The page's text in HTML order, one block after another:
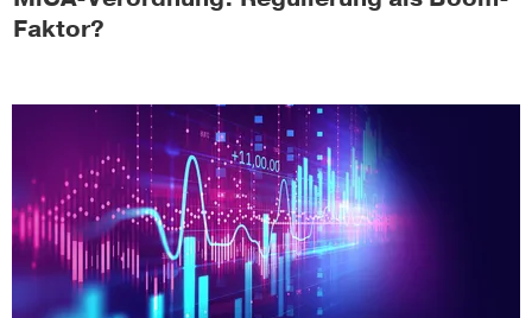
Faktor?